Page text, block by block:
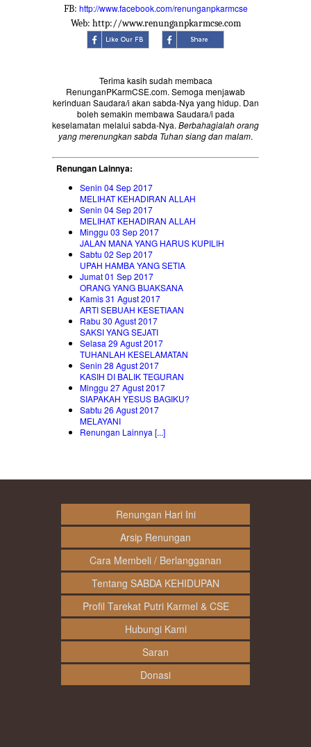
FB: http://www.facebook.com/renunganpkarmcse
Web: http://www.renunganpkarmcse.com
Terima kasih sudah membaca
RenunganPKarmCSE.com. Semoga menjawab
kerinduan Saudara/i akan sabda-Nya yang hidup. Dan
boleh semakin membawa Saudara/i pada
keselamatan melalui sabda-Nya. Berbahagialah orang
yang merenungkan sabda Tuhan siang dan malam.
Renungan Lainnya:
Senin 04 Sep 2017
MELIHAT KEHADIRAN ALLAH
Senin 04 Sep 2017
MELIHAT KEHADIRAN ALLAH
Minggu 03 Sep 2017
JALAN MANA YANG HARUS KUPILIH
Sabtu 02 Sep 2017
UPAH HAMBA YANG SETIA
Jumat 01 Sep 2017
ORANG YANG BIJAKSANA
Kamis 31 Agust 2017
ARTI SEBUAH KESETIAAN
Rabu 30 Agust 2017
SAKSI YANG SEJATI
Selasa 29 Agust 2017
TUHANLAH KESELAMATAN
Senin 28 Agust 2017
KASIH DI BALIK TEGURAN
Minggu 27 Agust 2017
SIAPAKAH YESUS BAGIKU?
Sabtu 26 Agust 2017
MELAYANI
Renungan Lainnya [...]
Renungan Hari Ini
Arsip Renungan
Cara Membeli / Berlangganan
Tentang SABDA KEHIDUPAN
Profil Tarekat Putri Karmel & CSE
Hubungi Kami
Saran
Donasi